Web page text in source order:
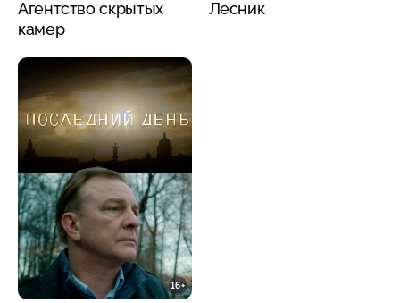
Агентство скрытых
камер
Лесник
16+